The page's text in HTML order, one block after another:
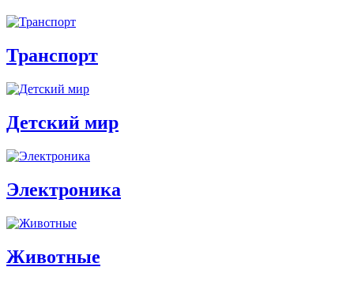
Транспорт
Детский мир
Электроника
Животные